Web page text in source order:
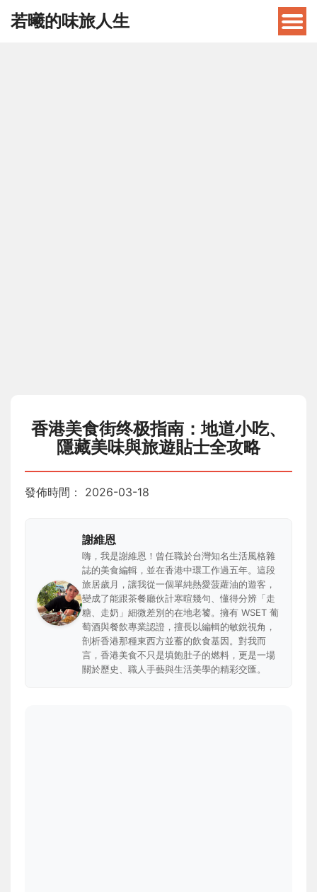
若曦的味旅人生
香港美食街终极指南：地道小吃、
隱藏美味與旅遊貼士全攻略
發佈時間： 2026-03-18
謝維恩
嗨，我是謝維恩！曾任職於台灣知名生活風格雜
誌的美食編輯，並在香港中環工作過五年。這段
旅居歲月，讓我從一個單純熱愛菠蘿油的遊客，
變成了能跟茶餐廳伙計寒暄幾句、懂得分辨「走
糖、走奶」細微差別的在地老饕。擁有 WSET 葡
萄酒與餐飲專業認證，擅長以編輯的敏銳視角，
剖析香港那種東西方並蓄的飲食基因。對我而
言，香港美食不只是填飽肚子的燃料，更是一場
關於歷史、職人手藝與生活美學的精彩交匯。